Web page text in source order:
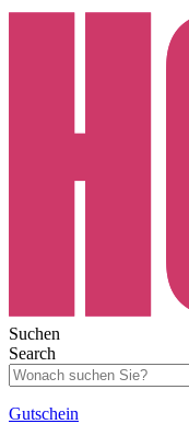
Suchen
Search
Gutschein